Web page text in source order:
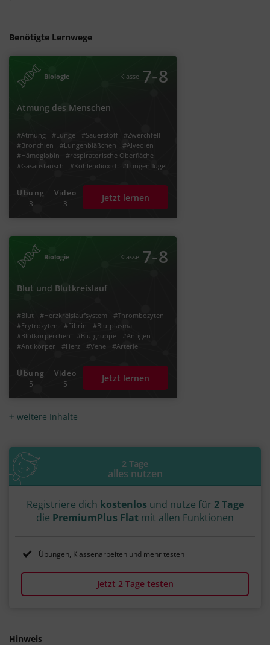
Benötigte Lernwege
Biologie Klasse 7‐8
Atmung des Menschen
#Atmung #Lunge #Sauerstoff
#Zwerchfell
#Bronchien
#Lungenbläßchen
#Alveolen
#Hämoglobin
#respiratorische Oberfläche
#Gasaustausch
#Kohlendioxid
#Lungenflügel
#Blutkreislauf
#Diffusion
#Kohlenstoffdioxid
#Brustatmung
Übung
3
Video
3
Jetzt lernen
Biologie Klasse 7‐8
Blut und Blutkreislauf
#Blut #Herzkreislaufsystem
#Thrombozyten
#Erytrozyten
#Fibrin
#Blutplasma
#Blutkörperchen
#Blutgruppe
#Antigen
#Antikörper
#Herz #Vene
#Arterie
#Blutkreislauf
#Blutbestandteile
#Herzklappen
Übung
5
Video
5
Jetzt lernen
weitere Inhalte
2 Tage
alles nutzen
Registriere dich kostenlos und nutze für 2 Tage
die PremiumPlus Flat mit allen Funktionen
Übungen, Klassenarbeiten und mehr testen
Jetzt 2 Tage testen
Hinweis